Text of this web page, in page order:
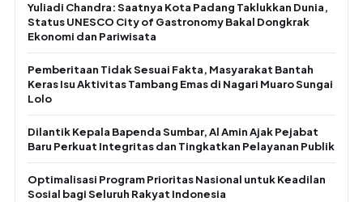
Yuliadi Chandra: Saatnya Kota Padang Taklukkan Dunia,
Status UNESCO City of Gastronomy Bakal Dongkrak
Ekonomi dan Pariwisata
Pemberitaan Tidak Sesuai Fakta, Masyarakat Bantah
Keras Isu Aktivitas Tambang Emas di Nagari Muaro Sungai
Lolo
Dilantik Kepala Bapenda Sumbar, Al Amin Ajak Pejabat
Baru Perkuat Integritas dan Tingkatkan Pelayanan Publik
Optimalisasi Program Prioritas Nasional untuk Keadilan
Sosial bagi Seluruh Rakyat Indonesia